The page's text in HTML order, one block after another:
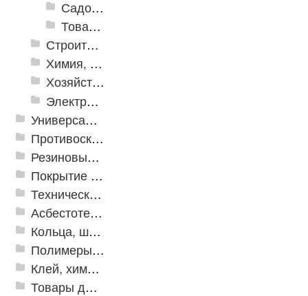
Садовый декор
Товары для отдыха и пикника
Строительная Химия и принадлежности
Химия, крепеж, СИЗ
Хозяйственные принадлежности
Электрика и свет
Универсальные модульные покрытия
Противоскользящая защита для лестниц, профили, ленты
Резиновые и ПВХ дорожки
Покрытие из резиновой крошки
Техническая резина
Асбестотехнические и теплоизоляционные материалы
Кольца, шайбы, манжеты
Полимеры и пластики
Клей, химия, сопутствующие товары
Товары для дома